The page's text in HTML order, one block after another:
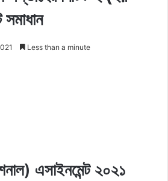
Less than a minute
এসাইনমেন্ট ২০২১